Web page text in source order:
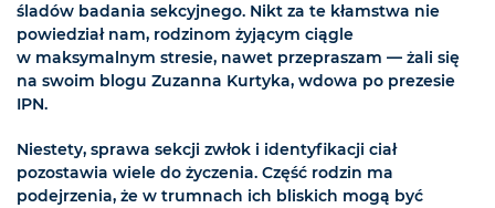
śladów badania sekcyjnego. Nikt za te kłamstwa nie
powiedział nam, rodzinom żyjącym ciągle
w maksymalnym stresie, nawet przepraszam — żali się
na swoim blogu Zuzanna Kurtyka, wdowa po prezesie
IPN.
Niestety, sprawa sekcji zwłok i identyfikacji ciał
pozostawia wiele do życzenia. Część rodzin ma
podejrzenia, że w trumnach ich bliskich mogą być